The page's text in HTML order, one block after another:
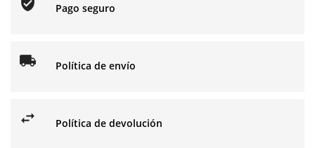
Pago seguro
Política de envío
Política de devolución